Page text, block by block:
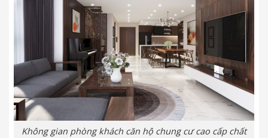
Không gian phòng khách căn hộ chung cư cao cấp chất